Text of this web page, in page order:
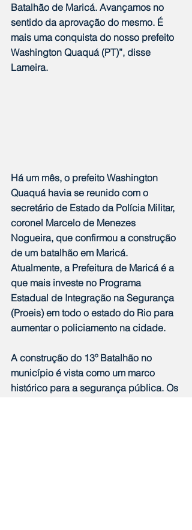
Batalhão de Maricá. Avançamos no
sentido da aprovação do mesmo. É
mais uma conquista do nosso prefeito
Washington Quaquá (PT)”, disse
Lameira.
Há um mês, o prefeito Washington
Quaquá havia se reunido com o
secretário de Estado da Polícia Militar,
coronel Marcelo de Menezes
Nogueira, que confirmou a construção
de um batalhão em Maricá.
Atualmente, a Prefeitura de Maricá é a
que mais investe no Programa
Estadual de Integração na Segurança
(Proeis) em todo o estado do Rio para
aumentar o policiamento na cidade.
A construção do 13º Batalhão no
município é vista como um marco
histórico para a segurança pública. Os